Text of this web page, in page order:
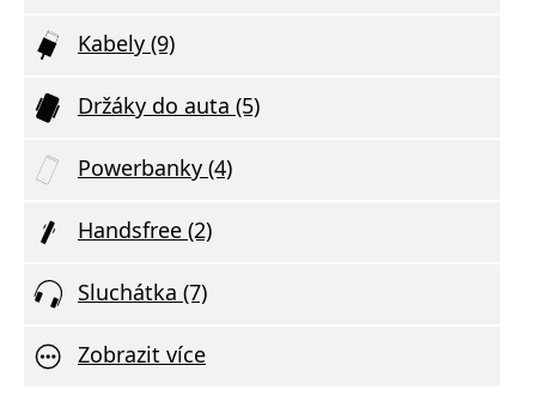
Kabely (9)
Držáky do auta (5)
Powerbanky (4)
Handsfree (2)
Sluchátka (7)
Zobrazit více